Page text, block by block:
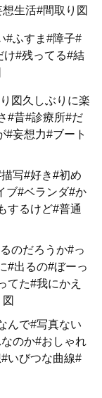
生活#間取り図
#ふすま#障子#
け#残ってる#結
図久しぶりに楽
#昔#診療所#だ
#妄想力#ブート
写#好き#初め
ブ#ベランダ#か
するけど#普通
のだろうか#っ
#出るの#ぼーっ
てた#我にかえ
んで#写真ない
のか#おしゃれ
いびつな曲線#